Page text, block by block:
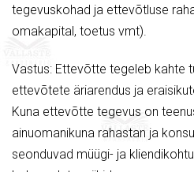
tegevuskohad ja ettevõtluse
omakapital, toetus vmt).
Vastus: Ettevõtte tegeleb kahte
ettevõtete äriarendus ja
Kuna ettevõtte tegevus on
ainuomanikuna rahastan ja
seonduvad müügi- ja